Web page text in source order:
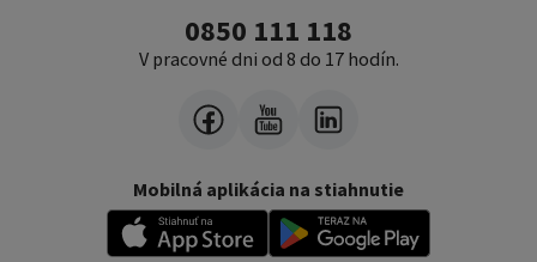
0850 111 118
V pracovné dni od 8 do 17 hodín.
Mobilná aplikácia na stiahnutie